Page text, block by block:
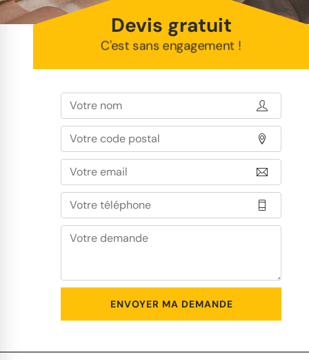
Devis gratuit
C'est sans engagement !